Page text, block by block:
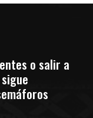
o salir a